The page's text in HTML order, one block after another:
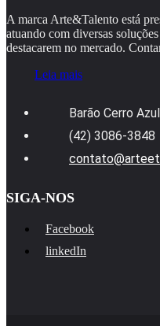
A marca Arte&Talento está
atuando com diversas
destacarem no mercado.
Leia mais
Barão Cerro
(42) 3086-3848
SIGA-NOS
Facebook
linkedIn